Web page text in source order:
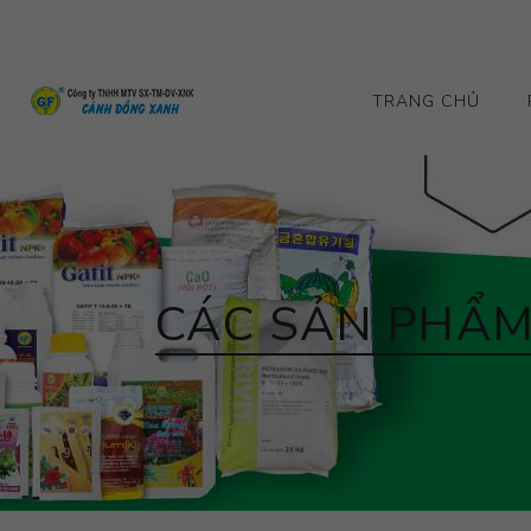
.
TRANG CHỦ
CÁC SẢN